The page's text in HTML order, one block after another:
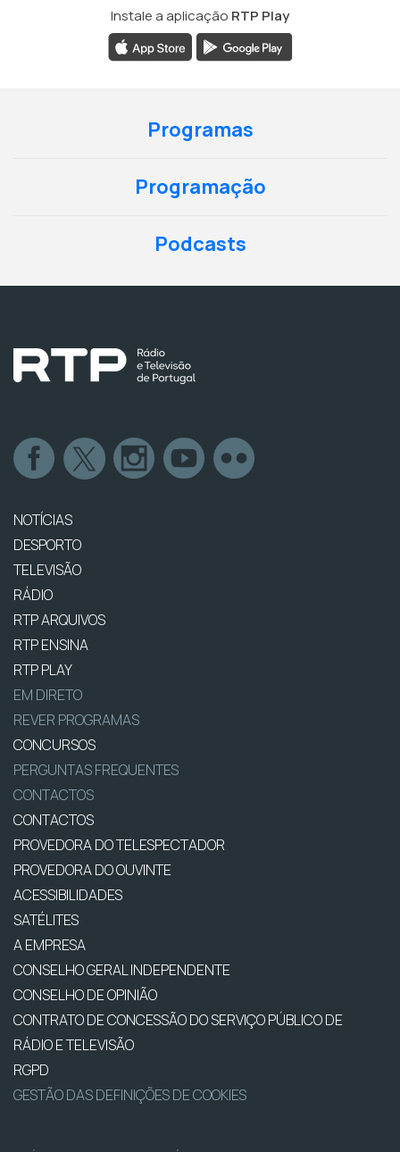
Instale a aplicação RTP Play
Programas
Programação
Podcasts
NOTÍCIAS
DESPORTO
TELEVISÃO
RÁDIO
RTP ARQUIVOS
RTP ENSINA
RTP PLAY
EM DIRETO
REVER PROGRAMAS
CONCURSOS
PERGUNTAS FREQUENTES
CONTACTOS
CONTACTOS
PROVEDORA DO TELESPECTADOR
PROVEDORA DO OUVINTE
ACESSIBILIDADES
SATÉLITES
A EMPRESA
CONSELHO GERAL INDEPENDENTE
CONSELHO DE OPINIÃO
CONTRATO DE CONCESSÃO DO SERVIÇO PÚBLICO DE
RÁDIO E TELEVISÃO
RGPD
GESTÃO DAS DEFINIÇÕES DE COOKIES